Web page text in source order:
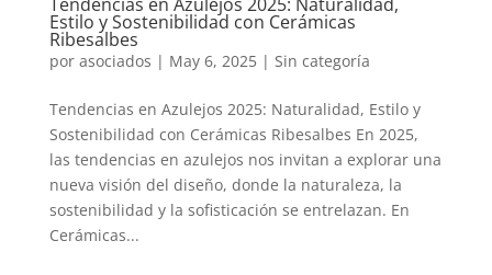
Estilo y Sostenibilidad con Cerámicas
Ribesalbes
por asociados | May 6, 2025| Sin categoría
Tendencias en Azulejos 2025: Naturalidad, Estilo y
Sostenibilidad con Cerámicas Ribesalbes En 2025,
las tendencias en azulejos nos invitan a explorar una
nueva visión del diseño, donde la naturaleza, la
sostenibilidad y la sofisticación se entrelazan. En
Cerámicas...